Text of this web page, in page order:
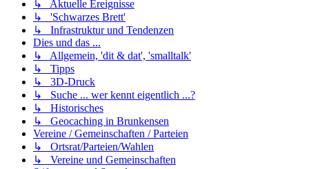
↳ Aktuelle Ereignisse
↳ 'Schwarzes Brett'
↳ Infrastruktur und Tendenzen
Dies und das ...
↳ Allgemein, 'dit & dat', 'smalltalk'
↳ Tipps
↳ 3D-Druck
↳ Suche ... wer kennt eigentlich ...?
↳ Historisches
↳ Geocaching in Brunkensen
Vereine / Gemeinschaften / Parteien
↳ Ortsrat/Parteien/Wahlen
↳ Vereine und Gemeinschaften